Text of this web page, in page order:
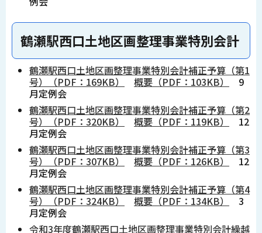
鶴瀬駅西口土地区画整理事業特別会計
鶴瀬駅西口土地区画整理事業特別会計補正予算（第1
号）（PDF：169KB）
概要（PDF：103KB）
9
月定例会
鶴瀬駅西口土地区画整理事業特別会計補正予算（第2
号）（PDF：320KB）
概要（PDF：119KB）
12
月定例会
鶴瀬駅西口土地区画整理事業特別会計補正予算（第3
号）（PDF：307KB）
概要（PDF：126KB）
12
月定例会
鶴瀬駅西口土地区画整理事業特別会計補正予算（第4
号）（PDF：324KB）
概要（PDF：134KB）
3
月定例会
令和3年度鶴瀬駅西口土地区画整理事業特別会計繰越